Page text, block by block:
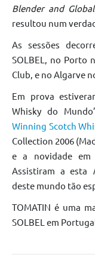
Blender and
resultou num
As sessões
SOLBEL, no Porto
Club, e no Algarve
Em prova
Whisky do
Winning Scotch
Collection 2006
e a novidade em
Assistiram a esta
deste mundo tão
TOMATIN é uma
SOLBEL em